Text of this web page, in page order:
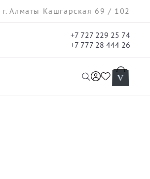
Алматы Кашгарская 69 / 102
+7 727 229 25 74
+7 777 28 444 26